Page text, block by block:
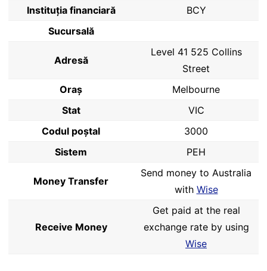
Instituția financiară
BCY
Sucursală
Adresă
Level 41 525 Collins
Street
Oraș
Melbourne
Stat
VIC
Codul poştal
3000
Sistem
PEH
Money Transfer
Send money to Australia
with Wise
Receive Money
Get paid at the real
exchange rate by using
Wise